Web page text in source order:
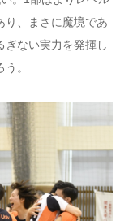
り、まさに魔境であ
ぎない実力を発揮し
。